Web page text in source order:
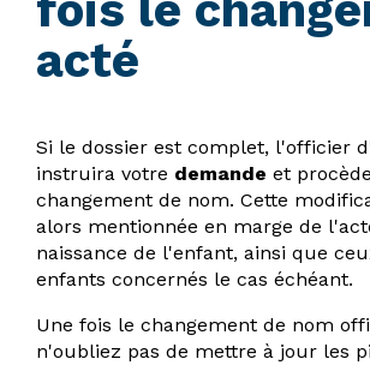
acté
Si le dossier est complet, l'officier
instruira votre demande et
changement de nom. Cette
alors mentionnée en marge de
naissance de l'enfant, ainsi que
enfants concernés le cas échéant.
Une fois le changement de nom
n'oubliez pas de mettre à jour les